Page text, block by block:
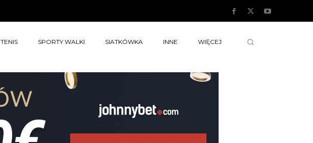
TENIS SPORTY WALKI SIATKÓWKA INNE WIĘCEJ